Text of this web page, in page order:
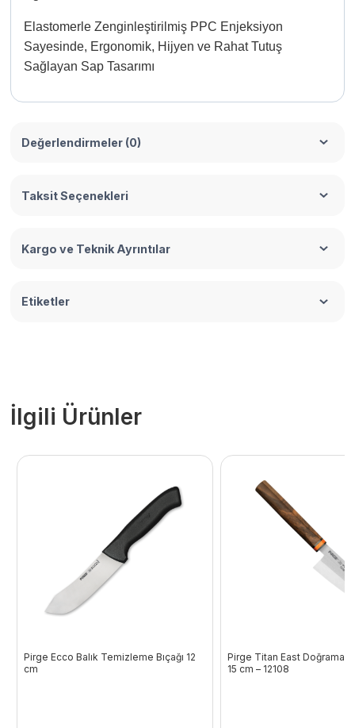
Elastomerle Zenginleştirilmiş PPC Enjeksiyon
Sayesinde, Ergonomik, Hijyen ve Rahat Tutuş
Sağlayan Sap Tasarımı
Değerlendirmeler (0)
Taksit Seçenekleri
Kargo ve Teknik Ayrıntılar
Etiketler
İlgili Ürünler
Pirge Ecco Balık Temizleme Bıçağı 12
cm
Pirge Titan East Doğrama
15 cm – 12108